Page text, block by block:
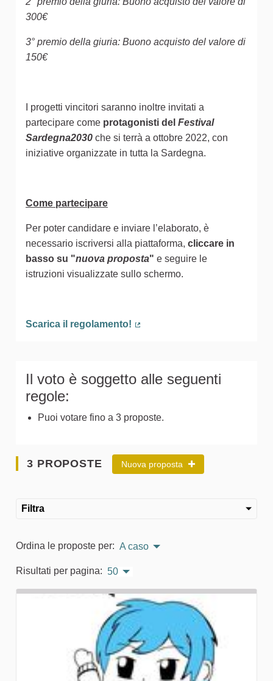
300€
3° premio della giuria: Buono acquisto del valore di
150€
I progetti vincitori saranno inoltre invitati a
partecipare come protagonisti del Festival
Sardegna2030 che si terrà a ottobre 2022, con
iniziative organizzate in tutta la Sardegna.
Come partecipare
Per poter candidare e inviare l’elaborato, è
necessario iscriversi alla piattaforma, cliccare in
basso su "nuova proposta" e seguire le
istruzioni visualizzate sullo schermo.
Scarica il regolamento!
Il voto è soggetto alle seguenti
regole:
Puoi votare fino a 3 proposte.
3 PROPOSTE Nuova proposta
Filtra
Ordina le proposte per: A caso
Risultati per pagina: 50